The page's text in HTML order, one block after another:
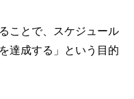
ことで、スケジュール
達成する」という目的